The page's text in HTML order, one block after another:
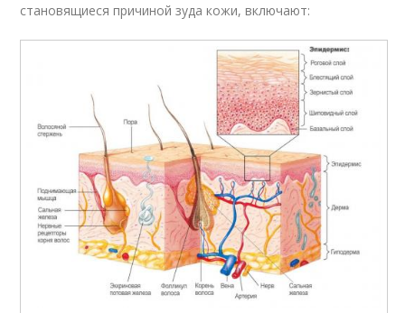
становящиеся причиной зуда кожи, включают: